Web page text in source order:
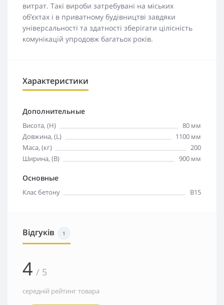
витрат. Такі вироби затребувані на міських
об’єктах і в приватному будівництві завдяки
універсальності та здатності зберігати цілісність
комунікацій упродовж багатьох років.
Характеристики
Дополнительные
Висота, (H)
80 мм
Довжина, (L)
1100 мм
Маса, (кг)
200
Ширина, (B)
900 мм
Основные
Клас бетону B15
Відгуків 1
4 / 5
середній рейтинг товара